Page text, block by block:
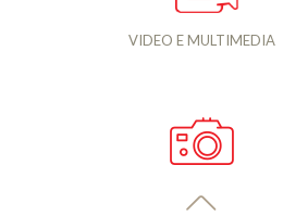
VIDEO E MULTIMEDIA